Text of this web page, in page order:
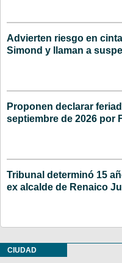
Advierten riesgo en
Simond y llaman a
Proponen declarar
septiembre de 2026 por
Tribunal determinó 15
ex alcalde de Renaico
CIUDAD